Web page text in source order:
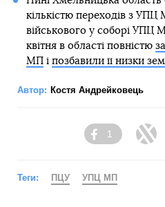
кількістю переходів з
військового у соборі УПЦ
квітня в області повністю
МПі позбавили її низки
Автор: Костя Андрейковець
Facebook
1
Теги: ПЦУ УПЦ МП